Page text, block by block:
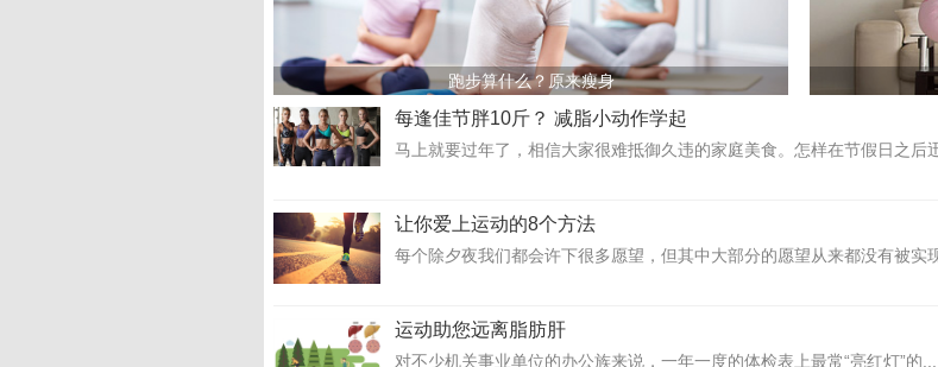
跑步算什么？原来瘦身
每逢佳节胖10斤？ 减脂小动作学起
马上就要过年了，相信大家很难抵御久违的家庭美食。怎样在节假日之后
让你爱上运动的8个方法
每个除夕夜我们都会许下很多愿望，但其中大部分的愿望从来都没有被实
运动助您远离脂肪肝
对不少机关事业单位的办公族来说，一年一度的体检表上最常“亮红灯”的...